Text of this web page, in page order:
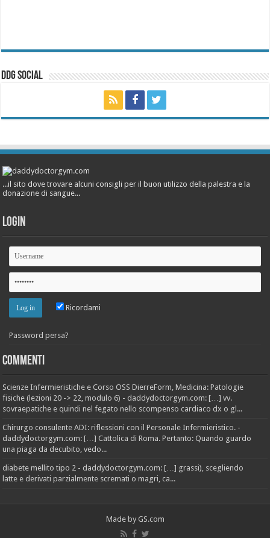
ddg Social
...il sito dove trovare alcuni consigli per il buon utilizzo della palestra e la
donazione di sangue...
Login
Ricordami
Password persa?
Commenti
Scienze Infermieristiche e Corso OSS DierreForm, Medicina: Patologie
fisiche (lezioni 20 -> 22, modulo 6) - daddydoctorgym.com: […] vv.
sovraepatiche e quindi nel fegato nello scompenso cardiaco dx o gl...
Chirurgo consulente ADI: riflessioni con il Personale Infermieristico. -
daddydoctorgym.com: […] Cattolica di Roma. Pertanto: Quando guardo
una piaga da decubito, vedo...
diabete mellito tipo 2 - daddydoctorgym.com: […] grassi), scegliendo
latte e derivati parzialmente scremati o magri, ca...
Made by GS.com